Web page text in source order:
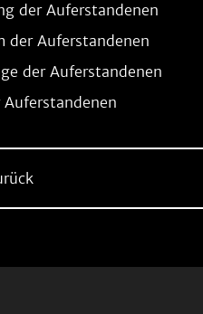
der Auferstandenen
der Auferstandenen
der Auferstandenen
Auferstandenen